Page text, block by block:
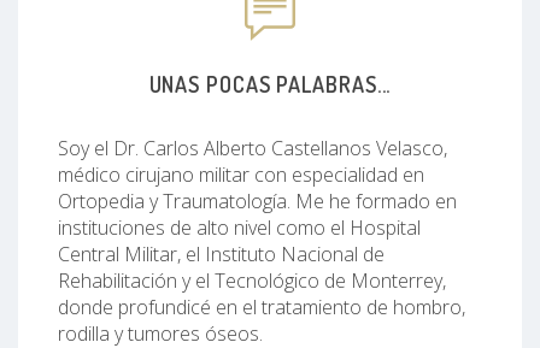
UNAS POCAS PALABRAS...
Soy el Dr. Carlos Alberto Castellanos Velasco,
médico cirujano militar con especialidad en
Ortopedia y Traumatología. Me he formado en
instituciones de alto nivel como el Hospital
Central Militar, el Instituto Nacional de
Rehabilitación y el Tecnológico de Monterrey,
donde profundicé en el tratamiento de hombro,
rodilla y tumores óseos.